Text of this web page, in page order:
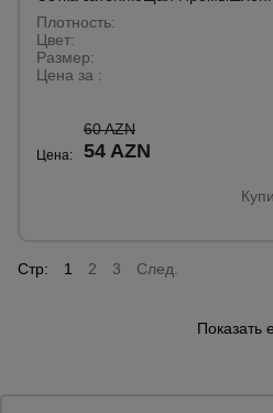
Плотность:
Цвет:
Размер:
Цена за :
Цена:
60 AZN
54 AZN
Стр: 1 2 3 След.
Показать